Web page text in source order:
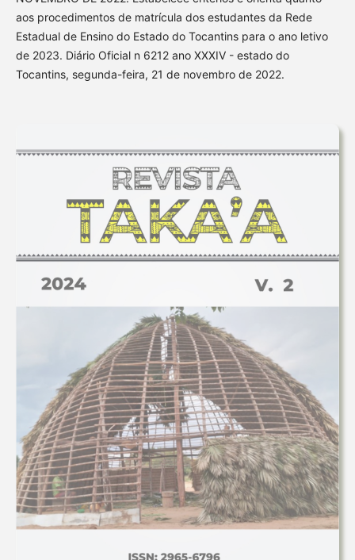
aos procedimentos de matrícula dos estudantes da Rede
Estadual de Ensino do Estado do Tocantins para o ano letivo
de 2023. Diário Oficial n 6212 ano XXXIV - estado do
Tocantins, segunda-feira, 21 de novembro de 2022.